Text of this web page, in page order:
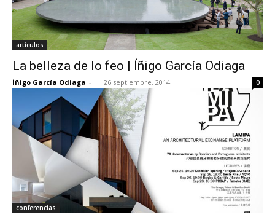
artículos
La belleza de lo feo | Íñigo García Odiaga
Íñigo García Odiaga - 26 septiembre, 2014 0
conferencias